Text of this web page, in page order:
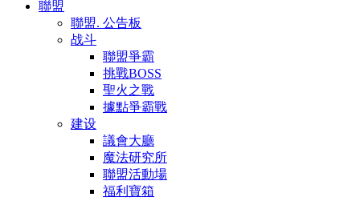
聯盟
聯盟. 公告板
战斗
聯盟爭霸
挑戰BOSS
聖火之戰
據點爭霸戰
建设
議會大廳
魔法研究所
聯盟活動場
福利寶箱